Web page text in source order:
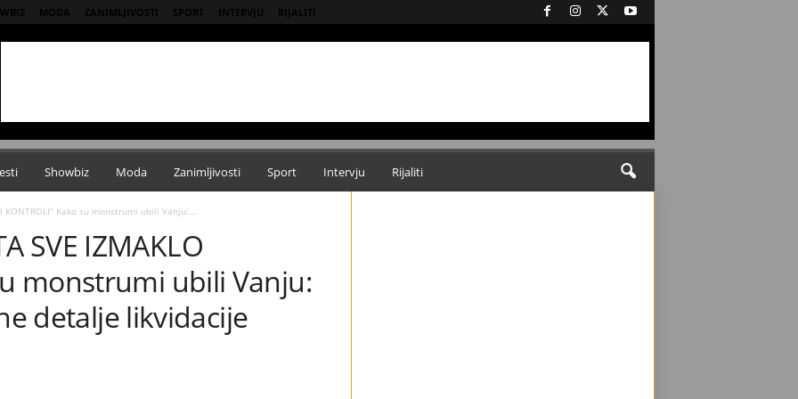
MODA ZANIMLJIVOSTI SPORT INTERVJU RIJALITI
Showbiz Moda Zanimljivosti Sport Intervju Rijaliti
KONTROLI” Kako su monstrumi ubili Vanju:...
SVE IZMAKLO
monstrumi ubili Vanju:
detalje likvidacije